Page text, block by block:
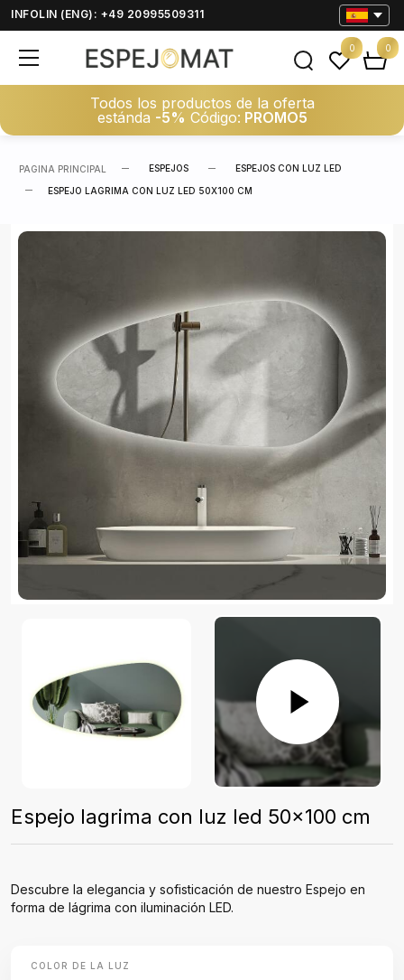
INFOLIN (ENG): +49 20995509311
Todos los productos de la oferta
estánda -5% Código: PROMO5
0 0
PAGINA PRINCIPAL ESPEJOS ESPEJOS CON LUZ LED
ESPEJO LAGRIMA CON LUZ LED 50X100 CM
Espejo lagrima con luz led 50x100 cm
Descubre la elegancia y sofisticación de nuestro Espejo en
forma de lágrima con iluminación LED.
COLOR DE LA LUZ